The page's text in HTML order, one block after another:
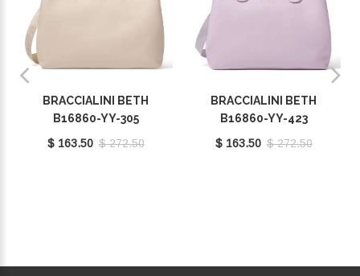
BRACCIALINI BETH
B16860-YY-305
$ 163.50 $ 272.50
BRACCIALINI BETH
B16860-YY-423
$ 163.50 $ 272.50